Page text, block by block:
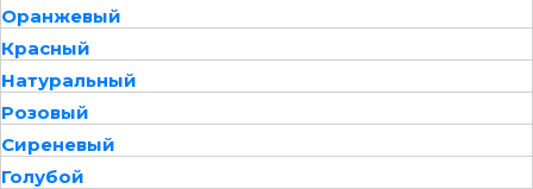
Оранжевый
Красный
Натуральный
Розовый
Сиреневый
Голубой